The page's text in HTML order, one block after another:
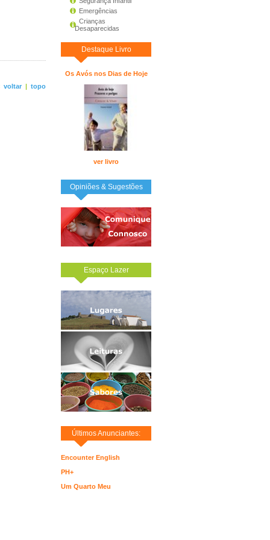
Emergências
Crianças
Desaparecidas
Destaque Livro
Os Avós nos Dias de Hoje
ver livro
Opiniões & Sugestões
Espaço Lazer
Últimos Anunciantes:
Encounter English
PH+
Um Quarto Meu
voltar | topo